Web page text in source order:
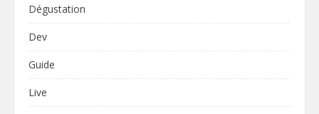
Dégustation
Dev
Guide
Live